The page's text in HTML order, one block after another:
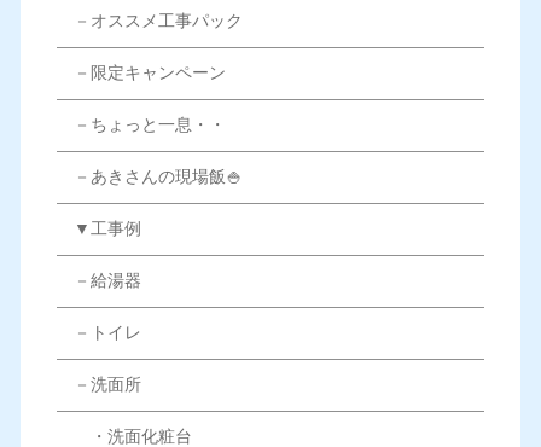
－オススメ工事パック
－限定キャンペーン
－ちょっと一息・・
－あきさんの現場飯🍚
▼工事例
－給湯器
－トイレ
－洗面所
・洗面化粧台